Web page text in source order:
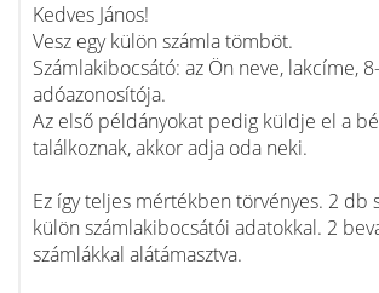
Kedves János!
Vesz egy külön számla tömböt.
Számlakibocsátó: az Ön neve, lakcíme,
adóazonosítója.
Az első példányokat pedig küldje el a
találkoznak, akkor adja oda neki.
Ez így teljes mértékben törvényes. 2 db
külön számlakibocsátói adatokkal. 2
számlákkal alátámasztva.